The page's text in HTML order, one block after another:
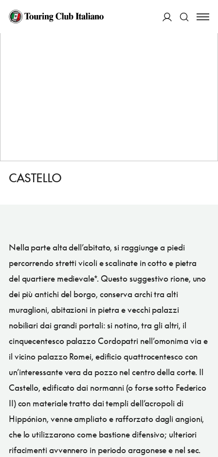
HOME
CASTELLO
Nella parte alta dell’abitato, si raggiunge a piedi
percorrendo stretti vicoli e scalinate in cotto e pietra
del quartiere medievale*. Questo suggestivo rione, uno
dei più antichi del borgo, conserva archi tra alti
muraglioni, abitazioni in pietra e vecchi palazzi
nobiliari dai grandi portali: si notino, tra gli altri, il
cinquecentesco palazzo Cordopatri nell’omonima via e
il vicino palazzo Romei, edificio quattrocentesco con
un’interessante vera da pozzo nel centro della corte. Il
Castello, edificato dai normanni (o forse sotto Federico
II) con materiale tratto dai templi dell’acropoli di
Hippónion, venne ampliato e rafforzato dagli angioni,
che lo utilizzarono come bastione difensivo; ulteriori
rifacimenti avvennero in periodo aragonese e nel sec.